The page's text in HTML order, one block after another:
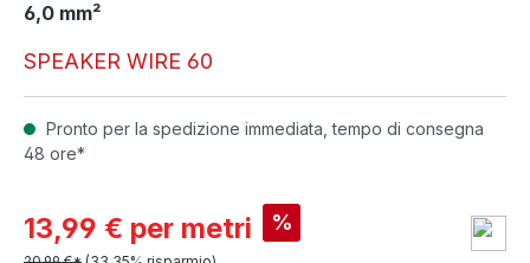
6,0 mm²
SPEAKER WIRE 60
Pronto per la spedizione immediata, tempo di consegna
48 ore*
13,99 € per metri %